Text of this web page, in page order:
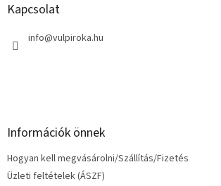
Kapcsolat
info@vulpiroka.hu
Információk önnek
Hogyan kell megvásárolni/Szállítás/Fizetés
Üzleti feltételek (ÁSZF)